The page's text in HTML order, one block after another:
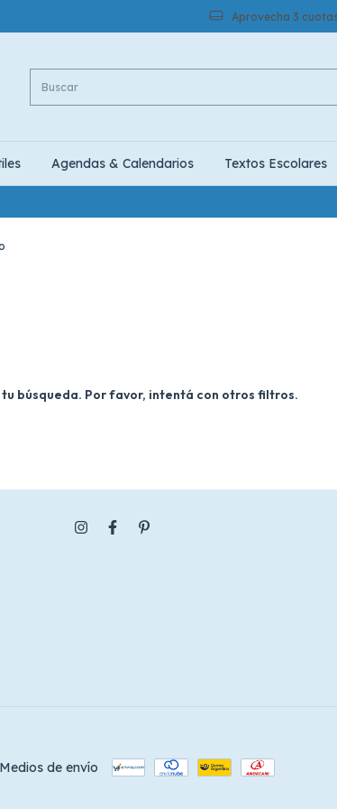
Aprovecha 3
Agendas & Calendarios Textos Escolares
búsqueda. Por favor, intentá con otros filtros.
Medios de envío